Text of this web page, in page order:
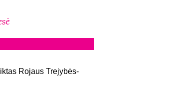
Rojaus Trejybės-